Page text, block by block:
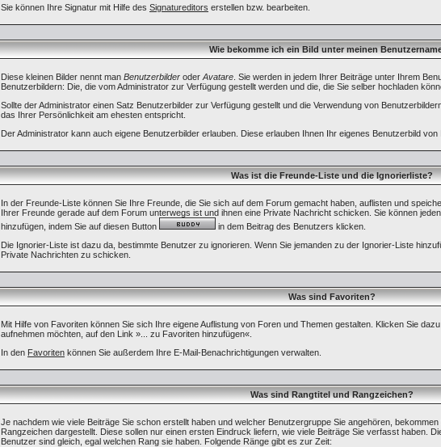
Sie können Ihre Signatur mit Hilfe des Signatureditors erstellen bzw. bearbeiten.
Wie bekomme ich ein Bild unter meinen
Diese kleinen Bilder nennt man Benutzerbilder oder Avatare . Sie werden in jedem Ihrer Beiträge unter Ihrem
Benutzerbildern: Die, die vom Administrator zur Verfügung gestellt werden und die, die Sie selber hochladen
Sollte der Administrator einen Satz Benutzerbilder zur Verfügung gestellt und die Verwendung von
das Ihrer Persönlichkeit am ehesten entspricht.
Der Administrator kann auch eigene Benutzerbilder erlauben. Diese erlauben Ihnen Ihr eigenes Benutzerbild
Was ist die Freunde-Liste und die Ignorierliste?
In der Freunde-Liste können Sie Ihre Freunde, die Sie sich auf dem Forum gemacht haben, auflisten und
Ihrer Freunde gerade auf dem Forum unterwegs ist und ihnen eine Private Nachricht schicken. Sie können
hinzufügen, indem Sie auf diesen Button
in dem Beitrag des Benutzers klicken.
Die Ignorier-Liste ist dazu da, bestimmte Benutzer zu ignorieren. Wenn Sie jemanden zu der Ignorier-Liste
Private Nachrichten zu schicken.
Was sind Favoriten?
Mit Hilfe von Favoriten können Sie sich Ihre eigene Auflistung von Foren und Themen gestalten. Klicken Sie
aufnehmen möchten, auf den Link »... zu Favoriten hinzufügen«.
In den Favoriten können Sie außerdem Ihre E-Mail-Benachrichtigungen verwalten.
Was sind Rangtitel und Rangzeichen?
Je nachdem wie viele Beiträge Sie schon erstellt haben und welcher Benutzergruppe Sie angehören,
Rangzeichen dargestellt. Diese sollen nur einen ersten Eindruck liefern, wie viele Beiträge Sie verfasst haben.
Benutzer sind gleich, egal welchen Rang sie haben. Folgende Ränge gibt es zur Zeit: